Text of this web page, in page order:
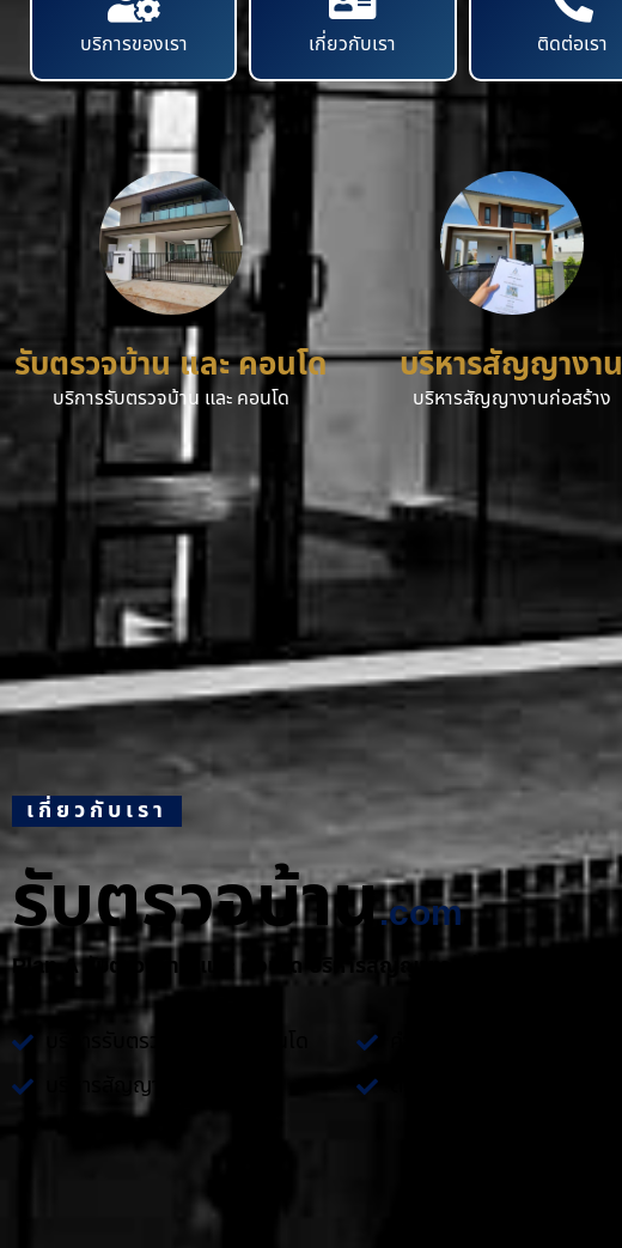
บริการของเรา เกี่ยวกับเรา ติดต่อเรา
รับตรวจบ้าน และ คอนโด
บริการรับตรวจบ้าน และ คอนโด
บริหารสัญญางาน
บริหารสัญญางานก่อสร้าง
เกี่ยวกับเรา
รับตรวจบ้าน.com
Plan A รับตรวจบ้าน และ คอนโด บริหารสัญญางานก่อสร้าง
บริการรับตรวจบ้าน และ คอนโด
บริหารสัญญางานก่อสร้าง